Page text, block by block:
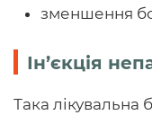
зменшення
Ін’єкція
Така лікувальна